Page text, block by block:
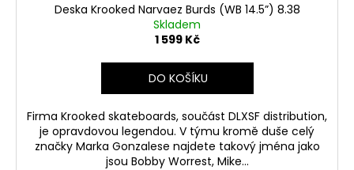
Deska Krooked Narvaez Burds (WB 14.5”) 8.38
Skladem
1 599 Kč
DO KOŠÍKU
Firma Krooked skateboards, součást DLXSF distribution,
je opravdovou legendou. V týmu kromě duše celý
značky Marka Gonzalese najdete takový jména jako
jsou Bobby Worrest, Mike...